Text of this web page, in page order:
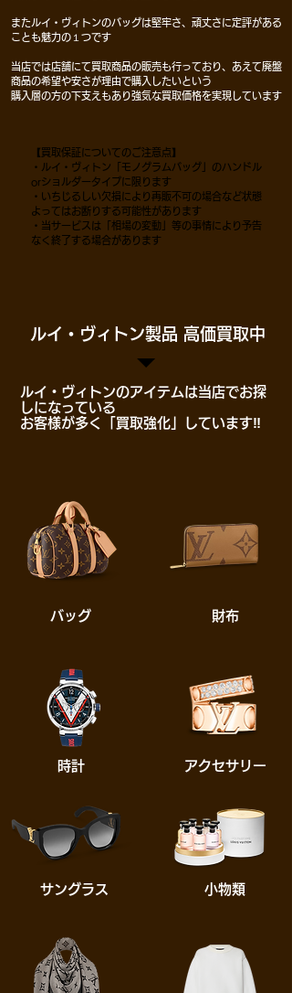
またルイ・ヴィトンのバッグは堅牢さ、頑丈さに定評がある
ことも魅力の１つです
​当店では店舗にて買取商品の販売も行っており、 あえて廃盤
商品の希望や安さが理由で購入したいという
購入層の方の下支えもあり強気な買取価格を実現しています
【買取保証についてのご注意点】
・ルイ・ヴィトン「モノグラムバッグ」のハンドル
orショルダータイプに限ります
​・いちじるしい欠損により再販不可の場合など状態
よってはお断りする可能性があります
・当サービスは「相場の変動」等の事情により予告
なく終了する場合があります
​ルイ・ヴィトン製品 高価買取中
​ルイ・ヴィトンのアイテムは当店でお探
しになっている
お客様が多く「買取強化」しています‼︎
​バッグ
​時計
​サングラス
​財布
​アクセサリー
​小物類